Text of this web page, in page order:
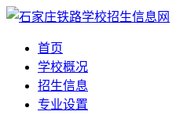
首页
学校概况
招生信息
专业设置